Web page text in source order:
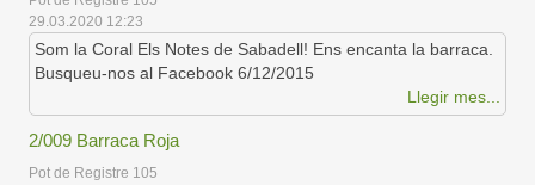
29.03.2020 12:23
Som la Coral Els Notes de Sabadell! Ens encanta la barraca.
Busqueu-nos al Facebook 6/12/2015
Llegir mes...
2/009 Barraca Roja
Pot de Registre 105